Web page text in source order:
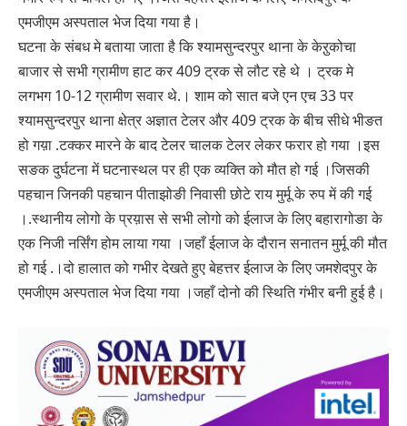
एमजीएम अस्पताल भेज दिया गया है।
घटना के संबध मे बताया जाता है कि श्यामसुन्दरपुर थाना के केऱुकोचा
बाजार से सभी ग्रामीण हाट कर 409 ट्रक से लौट रहे थे । ट्रक मे
लगभग 10-12 ग्रामीण सवार थे.। शाम को सात बजे एन एच 33 पर
श्यामसुन्दरपुर थाना क्षेत्र अज्ञात टेलर और 409 ट्रक के बीच सीधे भीङत
हो गय़ा .टक्कर मारने के बाद टेलर चालक टेलर लेकर फरार हो गया ।इस
सङक दुर्घटना में घटनास्थल पर ही एक व्यक्ति को मौत हो गई ।जिसकी
पहचान जिनकी पहचान पीताझोङी निवासी छोटे राय मुर्मू के रुप में की गई
।.स्थानीय लोगो के प्रय़ास से सभी लोगो को ईलाज के लिए बहारागोङा के
एक निजी नर्सिंग होम लाया गया ।जहाँ ईलाज के दौरान सनातन मुर्मू की मौत
हो गई .।दो हालात को गभीर देखते हुए बेहत्तर ईलाज के लिए जमशेदपुर के
एमजीएम अस्पताल भेज दिया गया ।जहाँ दोनो की स्थिति गंभीर बनी हुई है।